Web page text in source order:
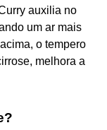
auxilia no
um ar mais
o tempero
melhora a